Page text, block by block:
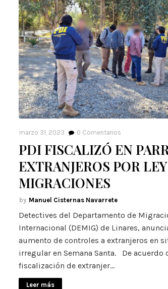
marzo 31, 2023 0 Comentarios
PDI FISCALIZÓ EN
EXTRANJEROS POR
MIGRACIONES
Manuel Cisternas Navarrete
Detectives del Departamento de
Internacional (DEMIG) de Linares,
aumento de controles a extranjeros en
irregular en Semana Santa. De acuerdo
fiscalización de extranjer…
Leer más